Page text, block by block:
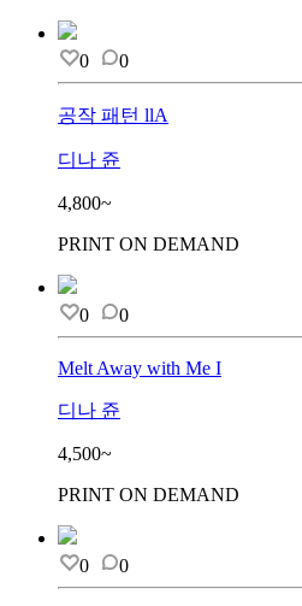
0 0
공작 패턴 llA
디나 쥰
4,800~
PRINT ON DEMAND
0 0
Melt Away with Me I
디나 쥰
4,500~
PRINT ON DEMAND
0 0